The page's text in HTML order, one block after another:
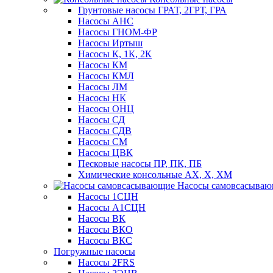
Грунтовые насосы ГРАТ, 2ГРТ, ГРА
Насосы АНС
Насосы ГНОМ-ФР
Насосы Иртыш
Насосы К, 1К, 2К
Насосы КМ
Насосы КМЛ
Насосы ЛМ
Насосы НК
Насосы ОНЦ
Насосы СД
Насосы СДВ
Насосы СМ
Насосы ЦВК
Песковые насосы ПР, ПК, ПБ
Химические консольные АХ, Х, ХМ
Насосы
Насосы 1СЦН
Насосы А1СЦН
Насосы ВК
Насосы ВКО
Насосы ВКС
Погружные насосы
Насосы 2FRS